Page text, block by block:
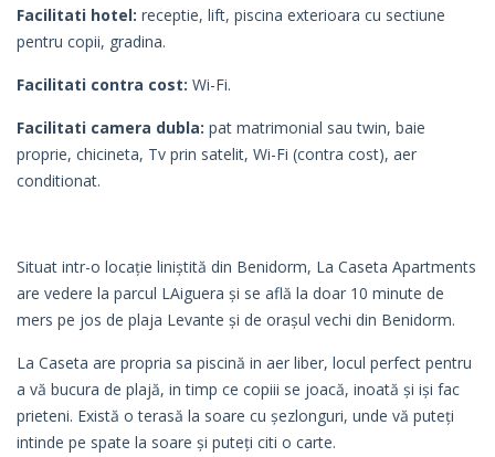
Facilitati hotel: receptie, lift, piscina exterioara cu sectiune
pentru copii, gradina.
Facilitati contra cost: Wi-Fi.
Facilitati camera dubla: pat matrimonial sau twin, baie
proprie, chicineta, Tv prin satelit, Wi-Fi (contra cost), aer
conditionat.
Situat intr-o locație liniștită din Benidorm, La Caseta Apartments
are vedere la parcul LAiguera și se află la doar 10 minute de
mers pe jos de plaja Levante și de orașul vechi din Benidorm.
La Caseta are propria sa piscină in aer liber, locul perfect pentru
a vă bucura de plajă, in timp ce copiii se joacă, inoată și iși fac
prieteni. Există o terasă la soare cu șezlonguri, unde vă puteți
intinde pe spate la soare și puteți citi o carte.